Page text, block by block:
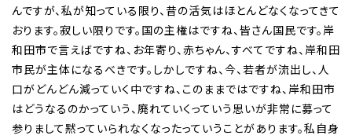
んですが、私が知っている限り、昔の活気はほとんどなくなってきて
おります。寂しい限りです。国の主権はですね、皆さん国民です。岸
和田市で言えばですね、お年寄り、赤ちゃん、すべてですね、岸和田
市民が主体になるべきです。しかしですね、今、若者が流出し、人
口がどんどん減っていく中ですね、このままではですね、岸和田市
はどうなるのかっていう、廃れていくっていう思いが非常に募って
参りまして黙っていられなくなったっていうことがあります。私自身